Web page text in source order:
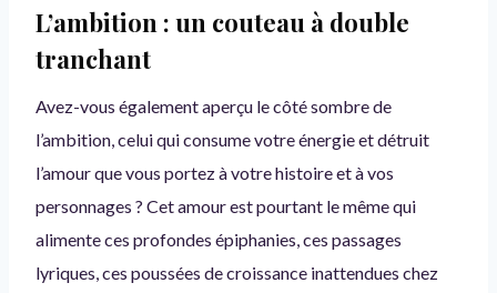
L’ambition : un couteau à double
tranchant
Avez-vous également aperçu le côté sombre de
l’ambition, celui qui consume votre énergie et détruit
l’amour que vous portez à votre histoire et à vos
personnages ? Cet amour est pourtant le même qui
alimente ces profondes épiphanies, ces passages
lyriques, ces poussées de croissance inattendues chez